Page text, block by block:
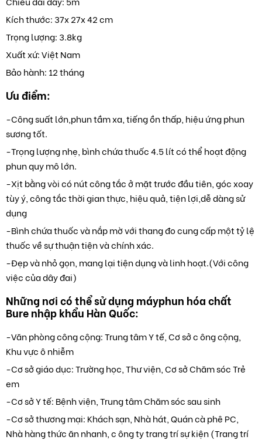
Kích thước: 37x 27x 42 cm
Trọng lượng: 3.8kg
Xuất xứ: Việt Nam
Bảo hành: 12 tháng
Ưu điểm:
-Công suất lớn,phun tầm xa, tiếng ồn thấp, hiệu ứng phun
sương tốt.
-Trọng lượng nhẹ, bình chứa thuốc 4.5 lít có thể hoạt động
phun quy mô lớn.
-Xịt bằng vòi có nút công tắc ở mặt trước đầu tiên, góc xoay
tùy ý, công tắc thời gian thực, hiệu quả, tiện lợi,dễ dàng sử
dụng
-Bình chứa thuốc và nắp mờ với thang đo cung cấp một tỷ lệ
thuốc về sự thuận tiện và chính xác.
-Đẹp và nhỏ gọn, mang lại tiện dụng và linh hoạt.(Với công
việc của dây đai)
Những nơi có thể sử dụng máyphun hóa chất
Bure nhập khẩu Hàn Quốc:
-Văn phòng công cộng: Trung tâm Y tế, Cơ sở c ông cộng,
Khu vực ô nhiễm
-Cơ sở giáo dục: Trường học, Thư viện, Cơ sở Chăm sóc Trẻ
em
-Cơ sở Y tế: Bệnh viện, Trung tâm Chăm sóc sau sinh
-Cơ sở thương mại: Khách sạn, Nhà hát, Quán cà phê PC,
Nhà hàng thức ăn nhanh, c ông ty trang trí sự kiện (Trang trí